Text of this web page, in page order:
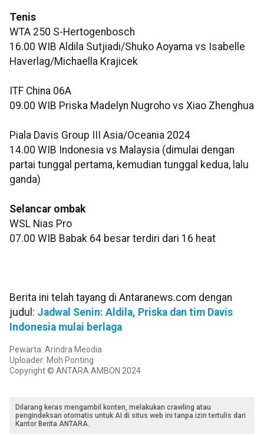
Tenis
WTA 250 S-Hertogenbosch
16.00 WIB Aldila Sutjiadi/Shuko Aoyama vs Isabelle
Haverlag/Michaella Krajicek
ITF China 06A
09.00 WIB Priska Madelyn Nugroho vs Xiao Zhenghua
Piala Davis Group III Asia/Oceania 2024
14.00 WIB Indonesia vs Malaysia (dimulai dengan
partai tunggal pertama, kemudian tunggal kedua, lalu
ganda)
Selancar ombak
WSL Nias Pro
07.00 WIB Babak 64 besar terdiri dari 16 heat
Berita ini telah tayang di Antaranews.com dengan
judul: Jadwal Senin: Aldila, Priska dan tim Davis
Indonesia mulai berlaga
Pewarta: Arindra Meodia
Uploader: Moh Ponting
Copyright © ANTARA AMBON 2024
Dilarang keras mengambil konten, melakukan crawling atau
pengindeksan otomatis untuk AI di situs web ini tanpa izin tertulis dari
Kantor Berita ANTARA.